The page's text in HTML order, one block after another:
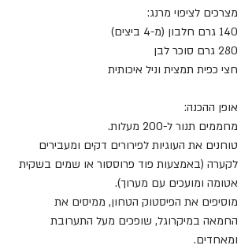
מצרכים לציפוי מרנג:
140 גרם חלבון (מ-4 ביצים)
280 גרם סוכר לבן
חצי כפית תמצית וניל איכותית
אופן ההכנה:
מחממים תנור ל-200 מעלות.
טוחנים את העוגיות לפירורים דקים ומעבירים
לקערה (באמצעות פוד פרוססור או שמים בשקית
אטומה ומועכים עם מערוך).
מוסיפים את הפיסטוק הטחון, ממיסים את
החמאה במיקרוגל, שופכים מעל התערובת
ומאחדים.